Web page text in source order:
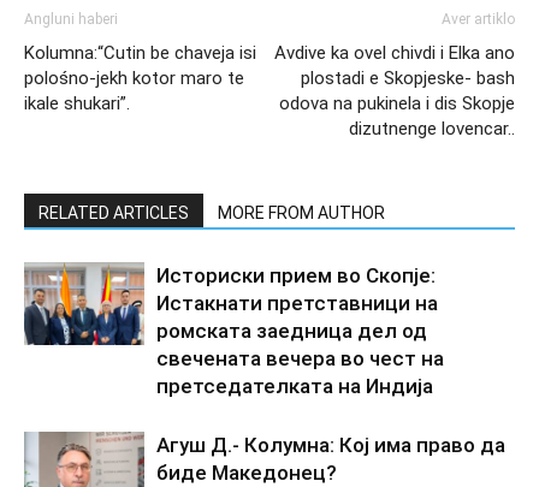
Angluni haberi
Kolumna:“Cutin be chaveja isi
polośno-jekh kotor maro te
ikale shukari”.
Aver artiklo
Avdive ka ovel chivdi i Elka ano
plostadi e Skopjeske- bash
odova na pukinela i dis Skopje
dizutnenge lovencar..
RELATED ARTICLES MORE FROM AUTHOR
Историски прием во Скопје:
Истакнати претставници на
ромската заедница дел од
свечената вечера во чест на
претседателката на Индија
Агуш Д.- Колумна: Кој има право да
биде Македонец?